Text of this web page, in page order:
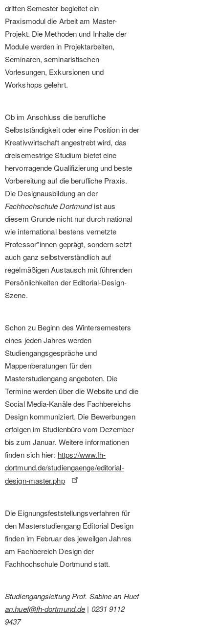
dritten Semester begleitet ein
Praxismodul die Arbeit am Master-
Projekt. Die Methoden und Inhalte der
Module werden in Projektarbeiten,
Seminaren, seminaristischen
Vorlesungen, Exkursionen und
Workshops gelehrt.
Ob im Anschluss die berufliche
Selbstständigkeit oder eine Position in der
Kreativwirtschaft angestrebt wird, das
dreisemestrige Studium bietet eine
hervorragende Qualifizierung und beste
Vorbereitung auf die berufliche Praxis.
Die Designausbildung an der
Fachhochschule Dortmundist aus
diesem Grunde nicht nur durch national
wie international bestens vernetzte
Professor*innen geprägt, sondern setzt
auch ganz selbstverständlich auf
regelmäßigen Austausch mit führenden
Persönlichkeiten der Editorial-Design-
Szene.
Schon zu Beginn des Wintersemesters
eines jeden Jahres werden
Studiengangsgespräche und
Mappenberatungen für den
Masterstudiengang angeboten. Die
Termine werden über die Website und die
Social Media-Kanäle des Fachbereichs
Design kommuniziert. Die Bewerbungen
erfolgen im Studienbüro vom Dezember
bis zum Januar. Weitere informationen
finden sich hier: https://www.fh-
dortmund.de/studiengaenge/editorial-
design-master.php
Die Eignungsfeststellungsverfahren für
den Masterstudiengang Editorial Design
finden im Februar des jeweilgen Jahres
am Fachbereich Design der
Fachhochschule Dortmund statt.
Studiengangsleitung Prof. Sabine an Huef
an.huef@fh-dortmund.de | 0231 9112
9437